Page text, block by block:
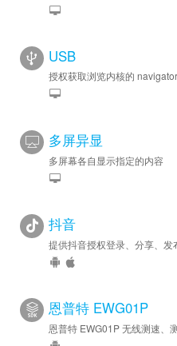
USB
授权获取浏览内核的
多屏异显
多屏幕各自显示指定的内容
抖音
提供抖音授权登录、分享、发
恩普特 EWG01P
恩普特 EWG01P 无线测速、